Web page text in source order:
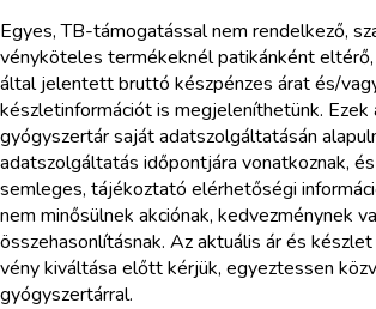
Egyes, TB-támogatással nem rendelkező,
vényköteles termékeknél patikánként
által jelentett bruttó készpénzes árat és/
készletinformációt is megjeleníthetünk. Ezek
gyógyszertár saját adatszolgáltatásán
adatszolgáltatás időpontjára vonatkoznak,
semleges, tájékoztató elérhetőségi
nem minősülnek akciónak, kedvezménynek
összehasonlításnak. Az aktuális ár és
vény kiváltása előtt kérjük, egyeztessen
gyógyszertárral.